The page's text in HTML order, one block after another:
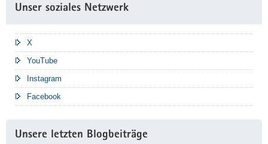
Unser soziales Netzwerk
X
YouTube
Instagram
Facebook
Unsere letzten Blogbeiträge